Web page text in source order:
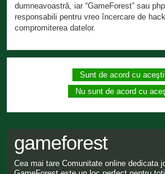
dumneavoastră, iar “GameForest” sau
responsabili pentru vreo încercare de
compromiterea datelor.
gameforest
Cea mai tare Comunitate online dedicata